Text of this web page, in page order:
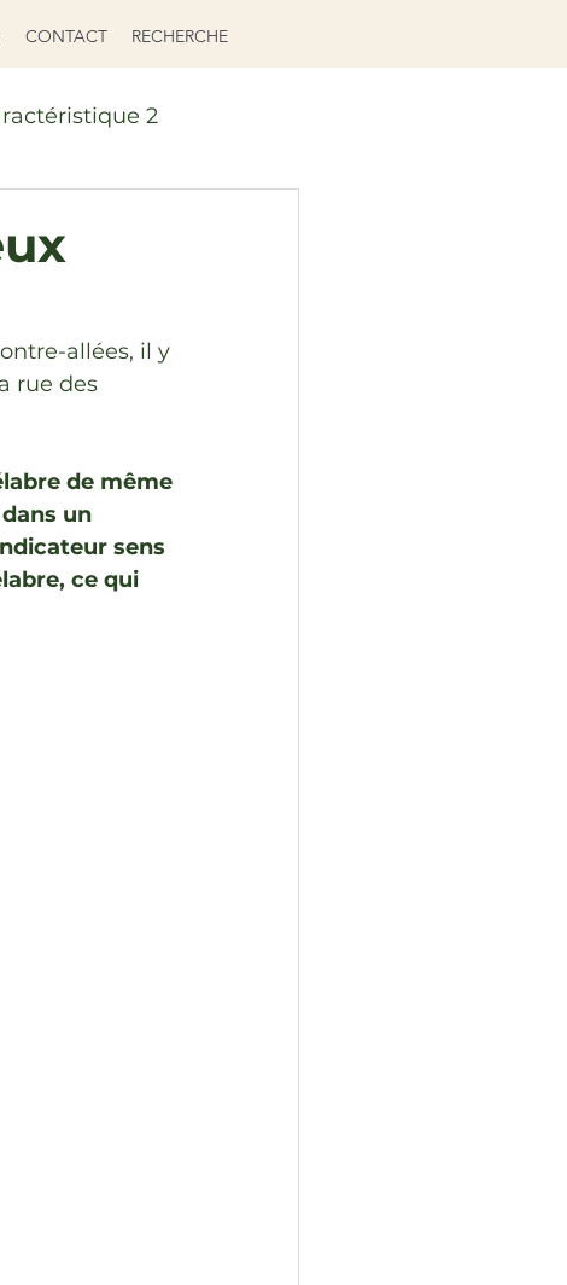
CONTACT RECHERCHE
2
allées, il y
rue des
de même
un
sens
ce qui